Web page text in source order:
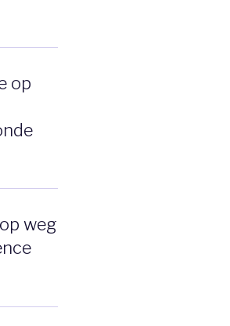
op
weg